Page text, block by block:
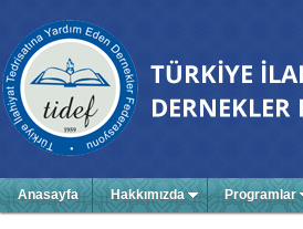
Anasayfa Hakkımızda Programlar